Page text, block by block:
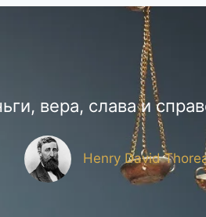
вера, слава и
Henry David